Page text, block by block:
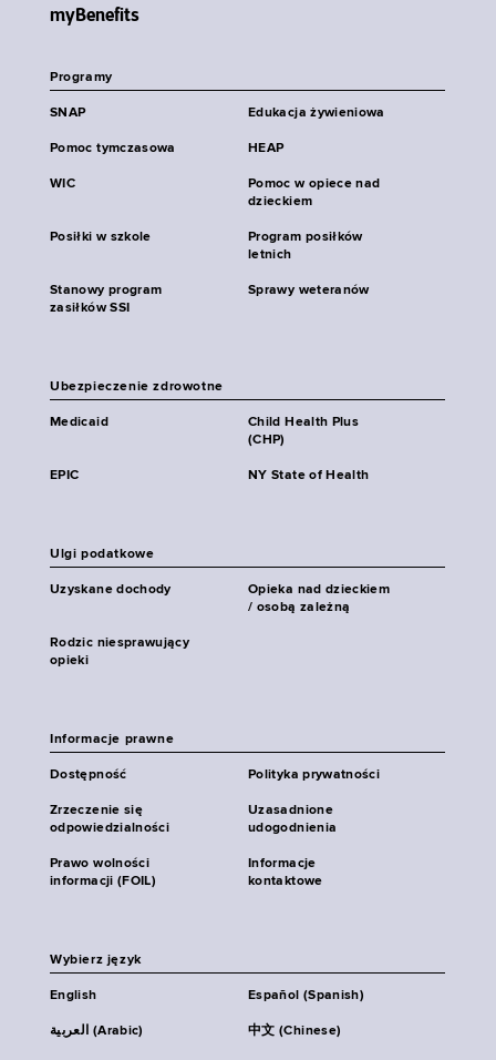
myBenefits
Programy
SNAP Edukacja żywieniowa
Pomoc tymczasowa HEAP
WIC
Pomoc w opiece nad
dzieckiem
Posiłki w szkole
Program posiłków
letnich
Stanowy program
zasiłków SSI
Sprawy weteranów
Ubezpieczenie zdrowotne
Medicaid
Child Health Plus
(CHP)
EPIC NY State of Health
Ulgi podatkowe
Uzyskane dochody
Opieka nad dzieckiem
/ osobą zależną
Rodzic niesprawujący
opieki
Informacje prawne
Dostępność Polityka prywatności
Zrzeczenie się
odpowiedzialności
Uzasadnione
udogodnienia
Prawo wolności
informacji (FOIL)
Informacje
kontaktowe
Wybierz język
English Español (Spanish)
العربية (Arabic) 中文 (Chinese)